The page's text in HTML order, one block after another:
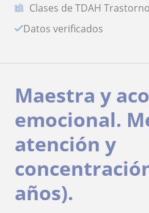
Clases de TDAH
Datos verificados
Maestra y
emocional.
atención y
años).